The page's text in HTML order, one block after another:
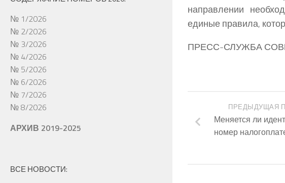
направлении
единые правила,
ПРЕСС-СЛУЖБА
ПРЕДЫДУЩАЯ
Меняется ли
номер
№ 1/2026
№ 2/2026
№ 3/2026
№ 4/2026
№ 5/2026
№ 6/2026
№ 7/2026
№ 8/2026
АРХИВ 2019-2025
ВСЕ НОВОСТИ: